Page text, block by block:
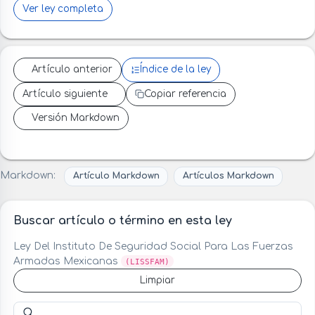
Ver ley completa
Artículo anterior Índice de la ley
Artículo siguiente Copiar referencia
Versión Markdown
Markdown: Artículo Markdown Artículos Markdown
Buscar artículo o término en esta ley
Ley Del Instituto De Seguridad Social Para Las Fuerzas
Armadas Mexicanas
(LISSFAM)
Limpiar
Buscar artículo o término en esta ley